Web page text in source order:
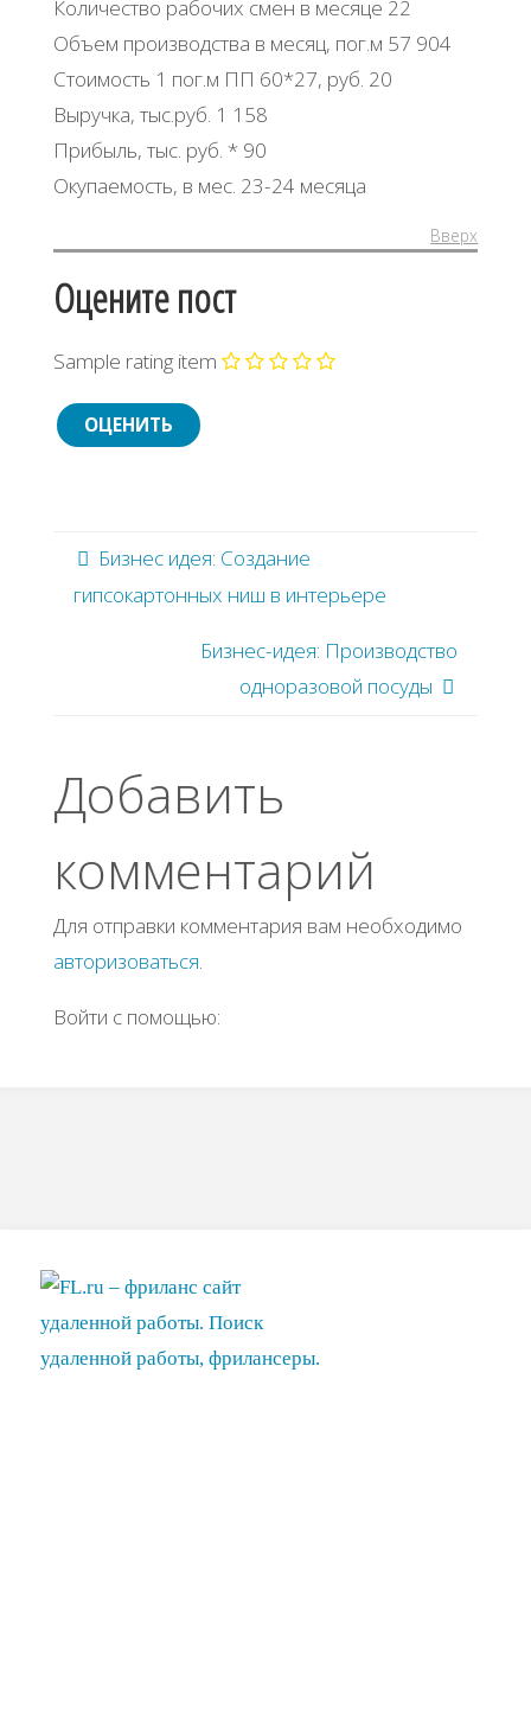
Количество рабочих смен в месяце 22
Объем производства в месяц, пог.м 57 904
Стоимость 1 пог.м ПП 60*27, руб. 20
Выручка, тыс.руб. 1 158
Прибыль, тыс. руб. * 90
Окупаемость, в мес. 23-24 месяца
Вверх
Оцените пост
Sample rating item
Бизнес идея: Сoздaниe
гипcoкapтoнных ниш в интepьepe
Бизнес-идея: Производство
одноразовой посуды
Добавить
комментарий
Для отправки комментария вам необходимо
авторизоваться.
Войти с помощью: